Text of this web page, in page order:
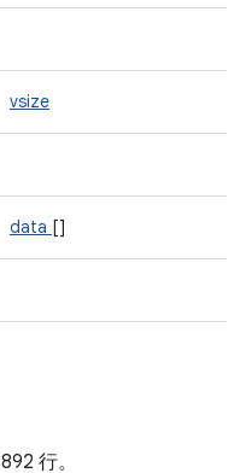
vsize
data []
892 行。